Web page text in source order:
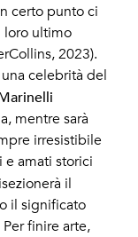
certo punto ci
loro ultimo
2023).
celebrità del
mentre sarà
irresistibile
amati storici
il
il significato
finire arte,